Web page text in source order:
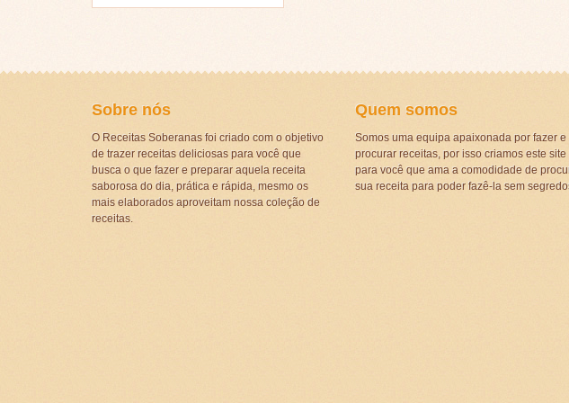
Sobre nós
O Receitas Soberanas foi criado com o objetivo
de trazer receitas deliciosas para você que
busca o que fazer e preparar aquela receita
saborosa do dia, prática e rápida, mesmo os
mais elaborados aproveitam nossa coleção de
receitas.
Quem somos
Somos uma equipa apaixonada por fazer e
procurar receitas, por isso criamos este site
para você que ama a comodidade de
sua receita para poder fazê-la sem